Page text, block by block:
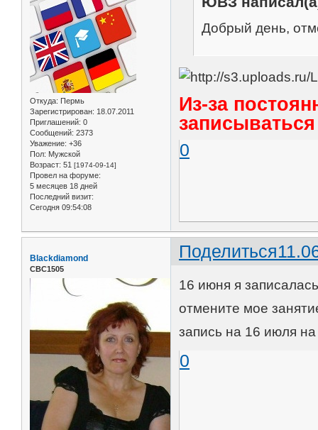
Откуда: Пермь
Зарегистрирован: 18.07.2011
Приглашений: 0
Сообщений: 2373
Уважение: +36
Пол: Мужской
Возраст: 51 [1974-09-14]
Провел на форуме:
5 месяцев 18 дней
Последний визит:
Сегодня 09:54:08
Добрый день,
Из-за
0
Поделиться
Blackdiamond
СВС1505
16 июня я
отмените мое
запись на 16 июля
0